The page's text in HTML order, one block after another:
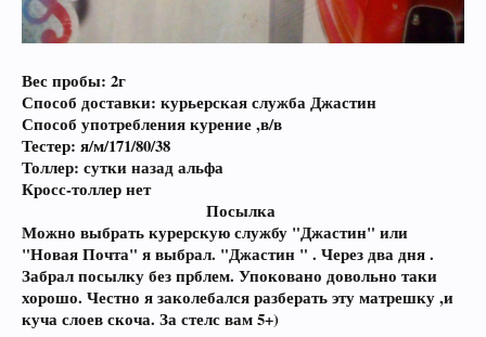
так как не о чем думать мы не хотели, а ноги хотели идти ещё
меньше, чем мы думать.. не смотря, на то, что это сатива,
бодровствовать нас не особо хотелось, но сознание и мысли в
абсолютной свободе.
В итоге решили пойти взять каких то вкусностей и вернуться
обратно на нашу полянку, для повторения водных процедур.
Спустя некоторое время, мы уже вернулись в знакомые места, и
ещё раз разкурили дудку. До боли странно, что со второго напаса
седативный эффект сошел на нет, что не могло нас не радовать,
настроение поднялось ещё больше, по сравнению с первым покуром.
Следующие час-полтора мы провели на природе, с диким угаром и
вкусняшками.
Вес пробы: 2г
Способ доставки: курьерская служба Джастин
Способ употребления курение ,в/в
Тестер: я/м/171/80/38
Толлер: сутки назад альфа
Кросс-толлер нет
Посылка
Можно выбрать курерскую службу "Джастин" или
"Новая Почта" я выбрал. "Джастин " . Через два дня .
Забрал посылку без прблем. Упоковано довольно таки
хорошо. Честно я заколебался разберать эту матрешку ,и
куча слоев скоча. За стелс вам 5+)